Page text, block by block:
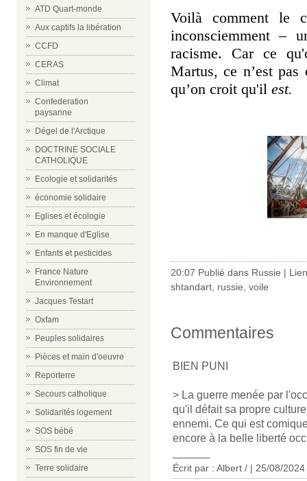
ATD Quart-monde
Aux captifs la libération
CCFD
CERAS
Climat
Confederation
paysanne
Dégel de l'Arctique
DOCTRINE SOCIALE
CATHOLIQUE
Ecologie et solidarités
économie solidaire
Eglises et écologie
En manque d'Eglise
Enfants et pesticides
France Nature
Environnement
Jacques Testart
Oxfam
Peuples solidaires
Pièces et main d'oeuvre
Reporterre
Secours catholique
Solidarités logement
SOS bébé
SOS fin de vie
Terre solidaire
Voilà comment le
inconsciemment –
racisme. Car ce
Martus, ce n’est
qu’on croit qu'il est.
20:07 Publié dans Russie |
shtandart russie voile
Commentaires
BIEN PUNI
> La guerre menée par
qu'il défait sa propre
ennemi. Ce qui est
encore à la belle liberté
Écrit par : Albert / | 25/08/2024